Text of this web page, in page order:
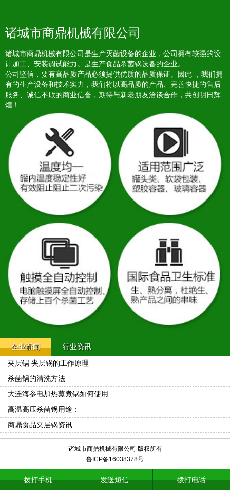
诸城市商鼎机械有限公司
诸城市商鼎机械有限公司是生产灭菌设备的企业，公司拥有较强的设
计加工、安装调试能力。是生产食品杀菌锅设备的企业。
公司坚信，要有高品质产品必须提供优质的品质保证。因此 ，我们拥
有的生产设备和技术实力，我们将以高品质的产品、完善快捷的售后
服务、诚信不欺的商业信誉，期待与新老朋友洽谈合作，共创明日辉
煌！
企业新闻
行业资讯
夹层锅 夹层锅的工作原理
杀菌锅的清洗方法
大连海参电加热蒸煮锅如何使用
高温高压杀菌锅用途：
商鼎食品夹层锅资讯
诸城市商鼎机械有限公司 版权所有
鲁ICP备16038378号
拨打手机 发送短信 拨打电话